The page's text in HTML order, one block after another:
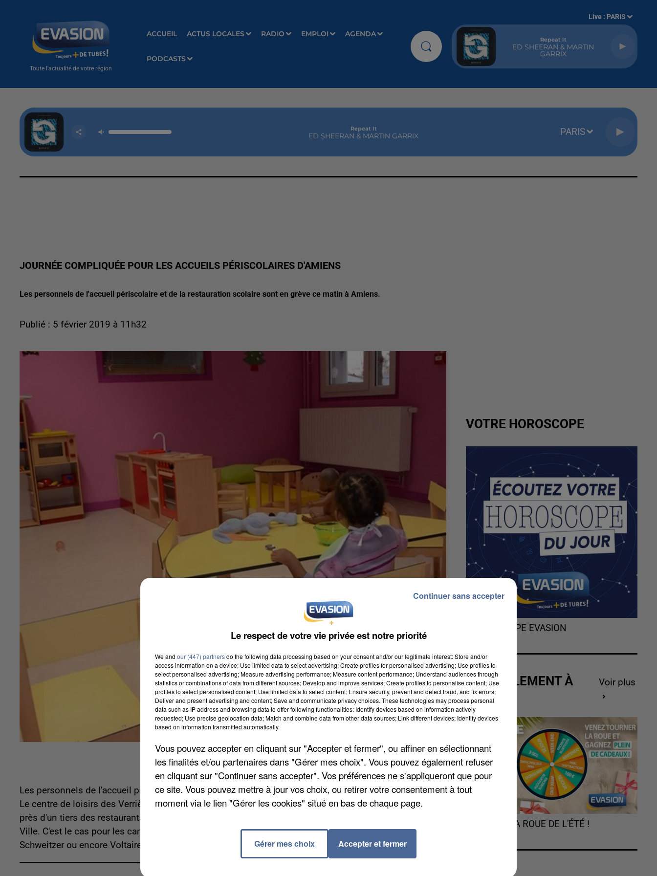
Toute l'actualité de votre région
ACCUEIL ACTUS LOCALES RADIO EMPLOI AGENDA
PODCASTS
Live : PARIS
Repeat It
ED SHEERAN & MARTIN
GARRIX
Repeat It
ED SHEERAN & MARTIN GARRIX PARIS
JOURNÉE COMPLIQUÉE POUR LES ACCUEILS PÉRISCOLAIRES D'AMIENS
Les personnels de l'accueil périscolaire et de la restauration scolaire sont en grève ce matin à Amiens.
Publié : 5 février 2019 à 11h32
Les personnels de l'accueil périscolaire et de la restauration scolaire sont en grève ce matin à Amiens.
Le centre de loisirs des Verrières restera même fermé aujourd'hui dans le secteur centre. En revanche
près d'un tiers des restaurants scolaires de la ville seront fermés, principalement dans le Nord de la
Ville. C'est le cas pour les cantines Le Soleil, Marivaux, Michel-Ange, Paul-Vincensini, Pigeonnier,
Schweitzer ou encore Voltaire.
VOTRE HOROSCOPE
L'HOROSCOPE EVASION
ACTUELLEMENT À
GAGNER
Voir plus
TOURNEZ LA ROUE DE L'ÉTÉ !
Le respect de votre vie privée est notre priorité
We and our (447) partnersdo the following data processing based on your consent and/or our legitimate interest: Store and/or
access information on a device; Use limited data to select advertising; Create profiles for personalised advertising; Use profiles to
select personalised advertising; Measure advertising performance; Measure content performance; Understand audiences through
statistics or combinations of data from different sources; Develop and improve services; Create profiles to personalise content; Use
profiles to select personalised content; Use limited data to select content; Ensure security, prevent and detect fraud, and fix errors;
Deliver and present advertising and content; Save and communicate privacy choices. These technologies may process personal
data such as IP address and browsing data to offer following functionalities: Identify devices based on information actively
requested; Use precise geolocation data; Match and combine data from other data sources; Link different devices; Identify devices
based on information transmitted automatically.
Vous pouvez accepter en cliquant sur "Accepter et fermer", ou affiner en sélectionnant
les finalités et/ou partenaires dans "Gérer mes choix". Vous pouvez également refuser
en cliquant sur "Continuer sans accepter". Vos préférences ne s'appliqueront que pour
ce site. Vous pouvez mettre à jour vos choix, ou retirer votre consentement à tout
moment via le lien "Gérer les cookies" situé en bas de chaque page.
Gérer mes choix Accepter et fermer
Continuer sans accepter